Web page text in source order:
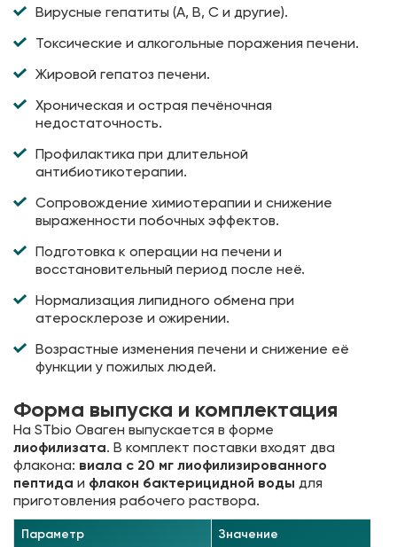
Вирусные гепатиты (A, B, C и другие).
Токсические и алкогольные поражения печени.
Жировой гепатоз печени.
Хроническая и острая печёночная
недостаточность.
Профилактика при длительной
антибиотикотерапии.
Сопровождение химиотерапии и снижение
выраженности побочных эффектов.
Подготовка к операции на печени и
восстановительный период после неё.
Нормализация липидного обмена при
атеросклерозе и ожирении.
Возрастные изменения печени и снижение её
функции у пожилых людей.
Форма выпуска и комплектация
На STbio Оваген выпускается в форме
лиофилизата. В комплект поставки входят два
флакона: виала с 20 мг лиофилизированного
пептида и флакон бактерицидной воды для
приготовления рабочего раствора.
Параметр Значение